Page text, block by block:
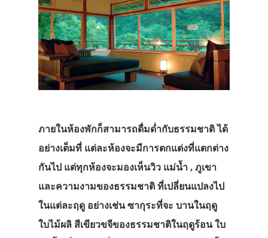
ภายในห้องพักก็สามารถดื่มด่ำกับธรรมชาติ ได้
อย่างเต็มที่ แต่ละห้องจะมีการตกแต่งที่แตกต่าง
กันไป แต่ทุกห้องจะมองเห็นวิว แม่น้ำ , ภูเขา
และความงามของธรรมชาติ ที่เปลี่ยนแปลงไป
ในแต่ละฤดู อย่างเช่น ซากุระที่จะ บานในฤดู
ใบไม้ผลิ สีเขียวขจีของธรรมชาติในฤดูร้อน ใบ